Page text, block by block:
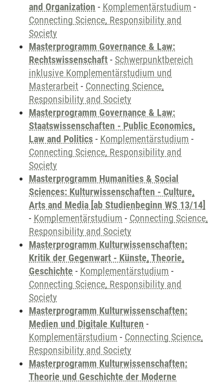
and Organization - Komplementärstudium -
Connecting Science, Responsibility and
Society
Masterprogramm Governance & Law:
Rechtswissenschaft - Schwerpunktbereich
inklusive Komplementärstudium und
Masterarbeit - Connecting Science,
Responsibility and Society
Masterprogramm Governance & Law:
Staatswissenschaften - Public Economics,
Law and Politics - Komplementärstudium -
Connecting Science, Responsibility and
Society
Masterprogramm Humanities & Social
Sciences: Kulturwissenschaften - Culture,
Arts and Media [ab Studienbeginn WS 13/14]
- Komplementärstudium - Connecting Science,
Responsibility and Society
Masterprogramm Kulturwissenschaften:
Kritik der Gegenwart - Künste, Theorie,
Geschichte - Komplementärstudium -
Connecting Science, Responsibility and
Society
Masterprogramm Kulturwissenschaften:
Medien und Digitale Kulturen -
Komplementärstudium - Connecting Science,
Responsibility and Society
Masterprogramm Kulturwissenschaften:
Theorie und Geschichte der Moderne